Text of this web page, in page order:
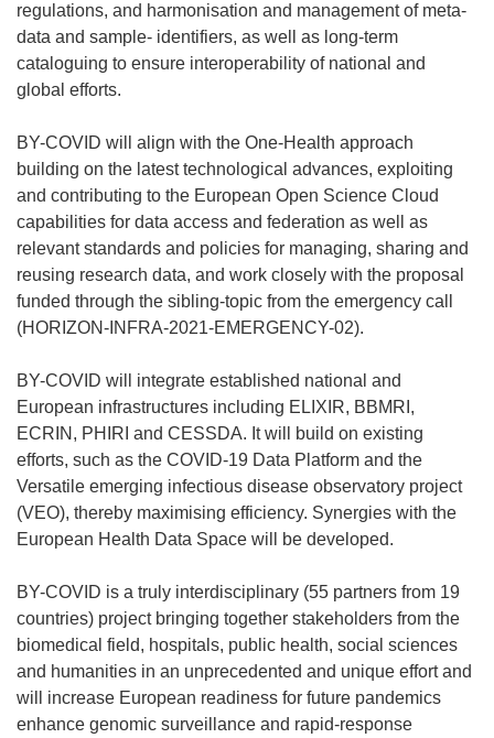
regulations, and harmonisation and management of meta-
data and sample- identifiers, as well as long-term
cataloguing to ensure interoperability of national and
global efforts.
BY-COVID will align with the One-Health approach
building on the latest technological advances, exploiting
and contributing to the European Open Science Cloud
capabilities for data access and federation as well as
relevant standards and policies for managing, sharing and
reusing research data, and work closely with the proposal
funded through the sibling-topic from the emergency call
(HORIZON-INFRA-2021-EMERGENCY-02).
BY-COVID will integrate established national and
European infrastructures including ELIXIR, BBMRI,
ECRIN, PHIRI and CESSDA. It will build on existing
efforts, such as the COVID-19 Data Platform and the
Versatile emerging infectious disease observatory project
(VEO), thereby maximising efficiency. Synergies with the
European Health Data Space will be developed.
BY-COVID is a truly interdisciplinary (55 partners from 19
countries) project bringing together stakeholders from the
biomedical field, hospitals, public health, social sciences
and humanities in an unprecedented and unique effort and
will increase European readiness for future pandemics
enhance genomic surveillance and rapid-response